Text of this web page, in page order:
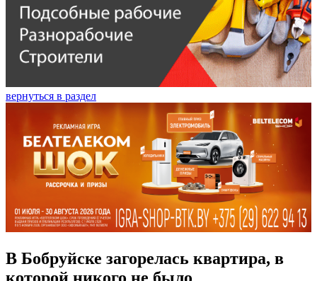
вернуться в раздел
В Бобруйске загорелась квартира, в